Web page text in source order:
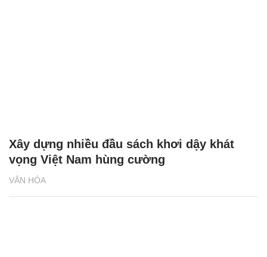
VĂN HÓA
Xây dựng nhiều đầu sách khơi dậy khát
vọng Việt Nam hùng cường